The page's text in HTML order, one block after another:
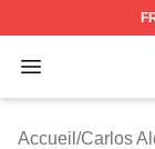
Open menu
Carlos
Accueil /Carlos